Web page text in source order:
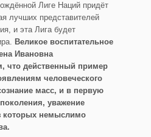
Лиге Наций придёт
лучших представителей
и эта Лига будет
Великое воспитательное
Ивановна
что действенный пример
человеческого
масс, и в первую
уважение
которых немыслимо